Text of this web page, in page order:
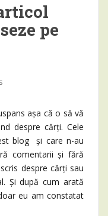
pe
așa că o să vă
despre cărți. Cele
blog și care n-au
comentarii și fără
despre cărți sau
Și după cum arată
eu am constatat